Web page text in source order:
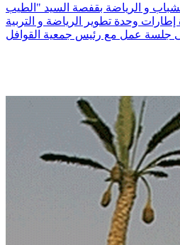
و الرياضة بقفصة السيد "الطيب
وحدة تطوير الرياضة و التربية